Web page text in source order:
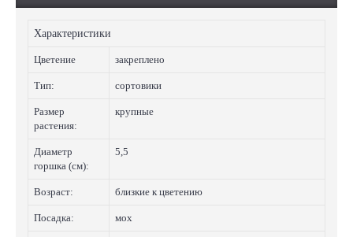
Характеристики
Цветение закреплено
Тип: сортовики
Размер
растения:
крупные
Диаметр
горшка (см):
5,5
Возраст: близкие к цветению
Посадка: мох